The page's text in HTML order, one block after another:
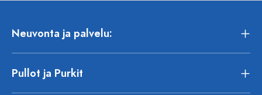
Neuvonta ja palvelu:
Pullot ja Purkit